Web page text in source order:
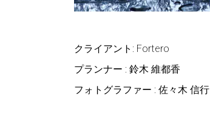
クライアント: Fortero
プランナー : 鈴木 維都香
フォトグラファー : 佐々木 信行